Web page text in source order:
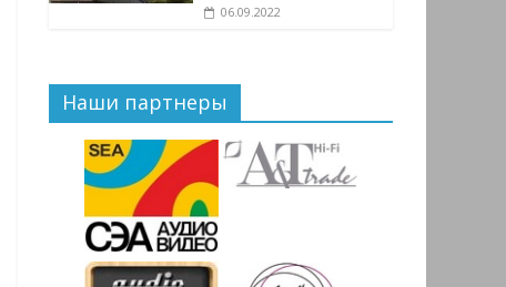
06.09.2022
Наши партнеры